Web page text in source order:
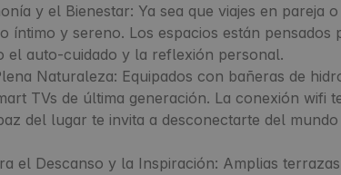
y el Bienestar: Ya sea que viajes en pareja
íntimo y sereno. Los espacios están pensados
el auto-cuidado y la reflexión personal.
Naturaleza: Equipados con bañeras de
TVs de última generación. La conexión wifi
del lugar te invita a desconectarte del
el Descanso y la Inspiración: Amplias